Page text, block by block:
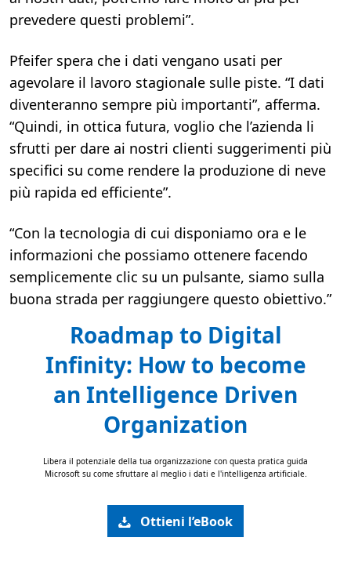
prevedere questi problemi”.
Pfeifer spera che i dati vengano usati per
agevolare il lavoro stagionale sulle piste. “I dati
diventeranno sempre più importanti”, afferma.
“Quindi, in ottica futura, voglio che l’azienda li
sfrutti per dare ai nostri clienti suggerimenti più
specifici su come rendere la produzione di neve
più rapida ed efficiente”.
“Con la tecnologia di cui disponiamo ora e le
informazioni che possiamo ottenere facendo
semplicemente clic su un pulsante, siamo sulla
buona strada per raggiungere questo obiettivo.”
Roadmap to Digital
Infinity: How to become
an Intelligence Driven
Organization
Libera il potenziale della tua organizzazione con questa pratica guida
Microsoft su come sfruttare al meglio i dati e l'intelligenza artificiale.
Ottieni l’eBook